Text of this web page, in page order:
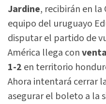
Jardine, recibirán en la
equipo del uruguayo
disputar el partido de
América llega con
1-2 en territorio
Ahora intentará cerrar
asegurar el boleto a la